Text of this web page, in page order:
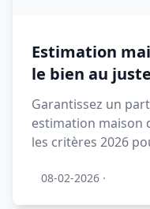
Estimation
le bien au
Garantissez un
estimation maison
les critères 2026
08-02-2026 ·